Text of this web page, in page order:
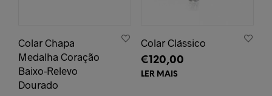
Colar Chapa
Medalha Coração
Baixo-Relevo
Dourado
Colar Clássico
€120,00
LER MAIS